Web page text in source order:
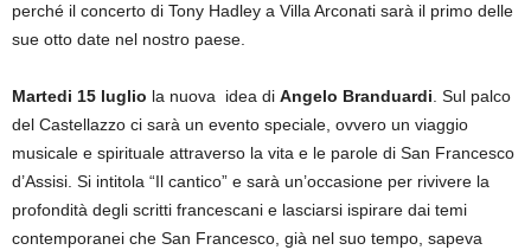
perché il concerto di Tony Hadley a Villa Arconati sarà il primo delle
sue otto date nel nostro paese.
Martedi 15 luglio la nuova idea di Angelo Branduardi. Sul palco
del Castellazzo ci sarà un evento speciale, ovvero un viaggio
musicale e spirituale attraverso la vita e le parole di San Francesco
d’Assisi. Si intitola “Il cantico” e sarà un’occasione per rivivere la
profondità degli scritti francescani e lasciarsi ispirare dai temi
contemporanei che San Francesco, già nel suo tempo, sapeva